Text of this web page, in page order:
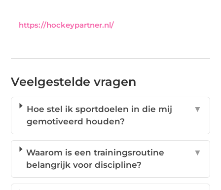
https://hockeypartner.nl/
Veelgestelde vragen
Hoe stel ik sportdoelen in die mij
gemotiveerd houden?
▼
Waarom is een trainingsroutine
belangrijk voor discipline?
▼